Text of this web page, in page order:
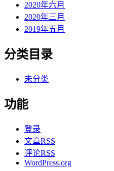
2020年六月
2020年三月
2019年五月
分类目录
未分类
功能
登录
文章RSS
评论RSS
WordPress.org